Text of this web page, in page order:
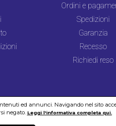
Ordini e
Spedizioni
Garanzia
Recesso
Richiedi reso
PRIVACY
ed annunci. Navigando nel sito
negato. Leggi l'informativa completa qui.